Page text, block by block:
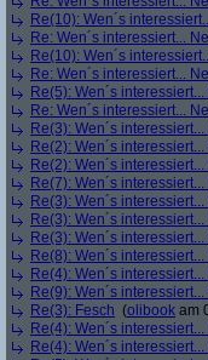
Re(10): Wen´s
Re: Wen´s interessiert...
Re(10): Wen´s
Re: Wen´s interessiert...
Re(5): Wen´s
Re: Wen´s interessiert...
Re(3): Wen´s
Re(2): Wen´s
Re(2): Wen´s
Re(7): Wen´s
Re(3): Wen´s
Re(3): Wen´s
Re(3): Wen´s
Re(8): Wen´s
Re(4): Wen´s
Re(9): Wen´s
Re(3): Fesch (olibook am
Re(4): Wen´s
Re(4): Wen´s